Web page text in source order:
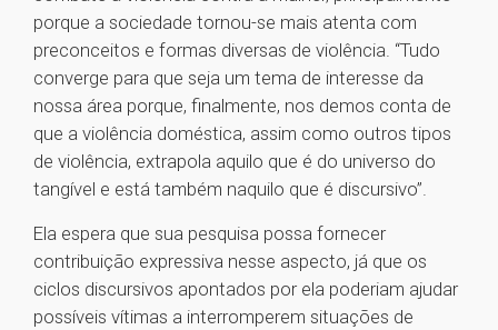
porque a sociedade tornou-se mais atenta com
preconceitos e formas diversas de violência. “Tudo
converge para que seja um tema de interesse da
nossa área porque, finalmente, nos demos conta de
que a violência doméstica, assim como outros tipos
de violência, extrapola aquilo que é do universo do
tangível e está também naquilo que é discursivo”.
Ela espera que sua pesquisa possa fornecer
contribuição expressiva nesse aspecto, já que os
ciclos discursivos apontados por ela poderiam ajudar
possíveis vítimas a interromperem situações de